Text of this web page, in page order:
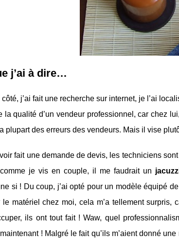
j’ai à dire…
côté, j’ai fait une recherche sur internet, je l’ai
la qualité d’un vendeur professionnel, car chez
plupart des erreurs des vendeurs. Mais il vise
fait une demande de devis, les techniciens
je vis en couple, il me faudrait un
si ! Du coup, j’ai opté pour un modèle équipé
le matériel chez moi, cela m’a tellement surpris,
ils ont tout fait ! Waw, quel
maintenant ! Malgré le fait qu’ils m’aient donné